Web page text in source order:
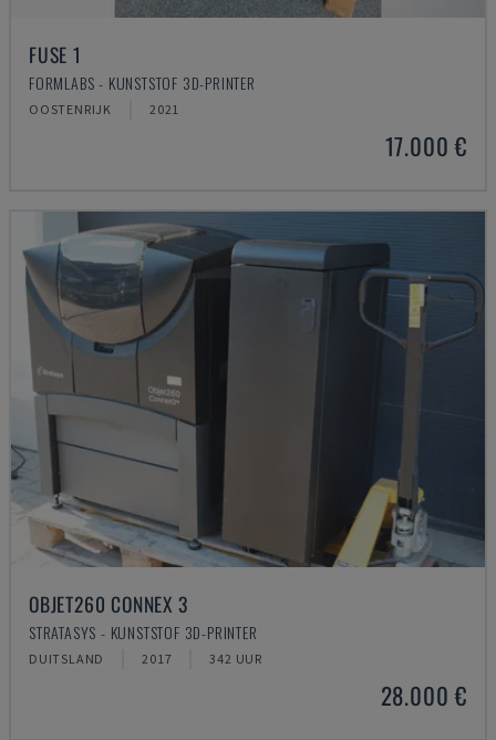
FUSE 1
FORMLABS - KUNSTSTOF 3D-PRINTER
OOSTENRIJK 2021
17.000 €
OBJET260 CONNEX 3
STRATASYS - KUNSTSTOF 3D-PRINTER
DUITSLAND 2017 342 UUR
28.000 €